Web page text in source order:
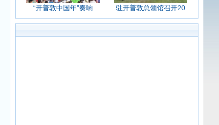
“开普敦中国年”奏响 驻开普敦总领馆召开20